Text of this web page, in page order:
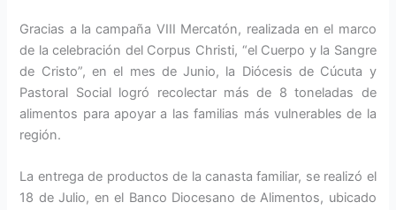
Gracias a la campaña VIII Mercatón, realizada en el marco
de la celebración del Corpus Christi, “el Cuerpo y la Sangre
de Cristo”, en el mes de Junio, la Diócesis de Cúcuta y
Pastoral Social logró recolectar más de 8 toneladas de
alimentos para apoyar a las familias más vulnerables de la
región.
La entrega de productos de la canasta familiar, se realizó el
18 de Julio, en el Banco Diocesano de Alimentos, ubicado